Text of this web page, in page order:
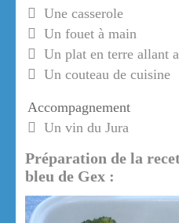
Une casserole
Un fouet à main
Un plat en terre allant
Un couteau de cuisine
Accompagnement
Un vin du Jura
Préparation de la
bleu de Gex :